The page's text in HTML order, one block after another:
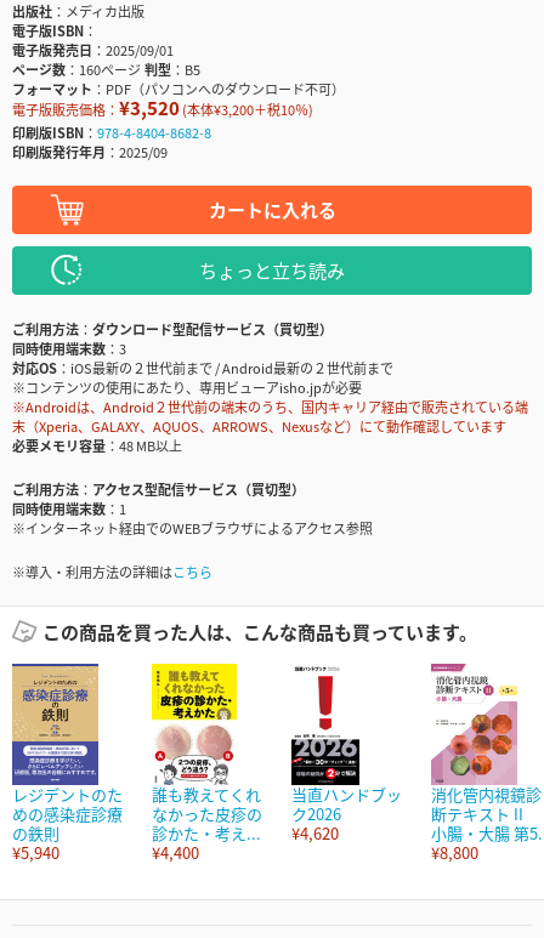
出版社
メディカ出版
電子版ISBN
電子版発売日
2025/09/01
ページ数
160ページ判型
B5
フォーマット
PDF（パソコンへのダウンロード不可）
電子版販売価格： ¥3,520(本体¥3,200＋税10％)
印刷版ISBN
978-4-8404-8682-8
印刷版発行年月
2025/09
カートに入れる
ちょっと立ち読み
ご利用方法
ダウンロード型配信サービス（買切型）
同時使用端末数
3
対応OS
iOS最新の２世代前まで / Android最新の２世代前まで
※コンテンツの使用にあたり、専用ビューアisho.jpが必要
※Androidは、Android２世代前の端末のうち、国内キャリア経由で販売されている端
末（Xperia、GALAXY、AQUOS、ARROWS、Nexusなど）にて動作確認しています
必要メモリ容量
48 MB以上
ご利用方法
アクセス型配信サービス（買切型）
同時使用端末数
1
※インターネット経由でのWEBブラウザによるアクセス参照
※導入・利用方法の詳細はこちら
この商品を買った人は、こんな商品も買っています。
レジデントのた
めの感染症診療
の鉄則
¥5,940
誰も教えてくれ
なかった皮疹の
診かた・考え...
¥4,400
当直ハンドブッ
ク2026
¥4,620
消化管内視鏡診
断テキスト II
小腸・大腸 第
¥8,800